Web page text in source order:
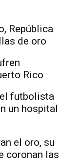
República
de oro
Rico
futbolista
un hospital
el oro, su
coronan las